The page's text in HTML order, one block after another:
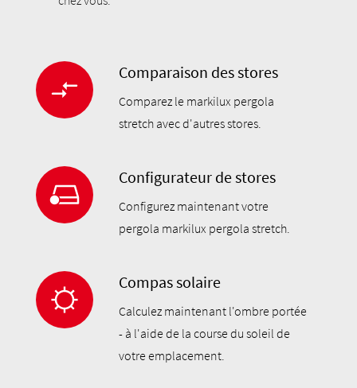
Comparaison des stores
Comparez le markilux pergola
stretch avec d'autres stores.
Configurateur de stores
Configurez maintenant votre
pergola markilux pergola stretch.
Compas solaire
Calculez maintenant l'ombre portée
- à l'aide de la course du soleil de
votre emplacement.